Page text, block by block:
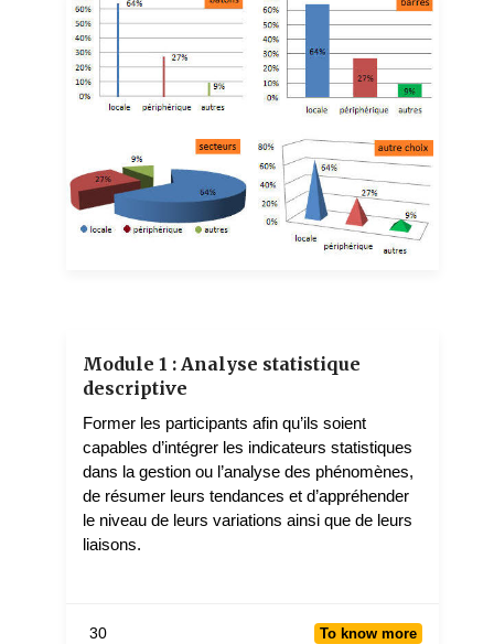
Module 1 : Analyse statistique
descriptive
Former les participants afin qu’ils soient
capables d’intégrer les indicateurs statistiques
dans la gestion ou l’analyse des phénomènes,
de résumer leurs tendances et d’appréhender
le niveau de leurs variations ainsi que de leurs
liaisons.
30 To know more